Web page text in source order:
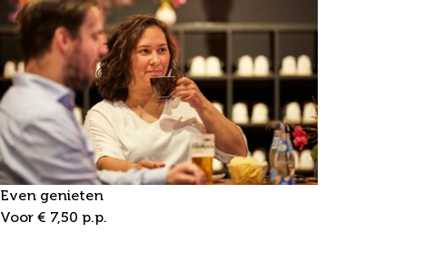
Even genieten
Voor € 7,50 p.p.